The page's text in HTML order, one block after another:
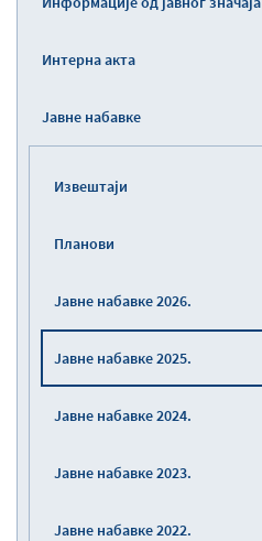
Интерна акта
Јавне набавке
Извештаји
Планови
Јавне набавке 2026.
Јавне набавке 2025.
Јавне набавке 2024.
Јавне набавке 2023.
Јавне набавке 2022.